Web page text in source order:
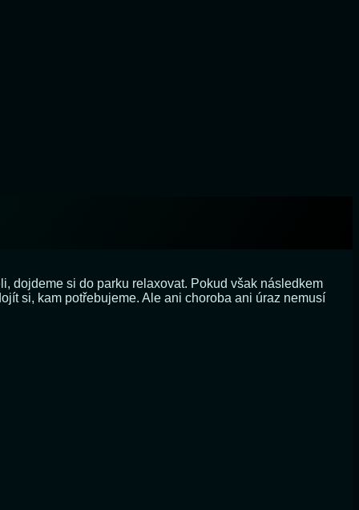
dojdeme si do parku relaxovat. Pokud však následkem
si, kam potřebujeme. Ale ani choroba ani úraz nemusí